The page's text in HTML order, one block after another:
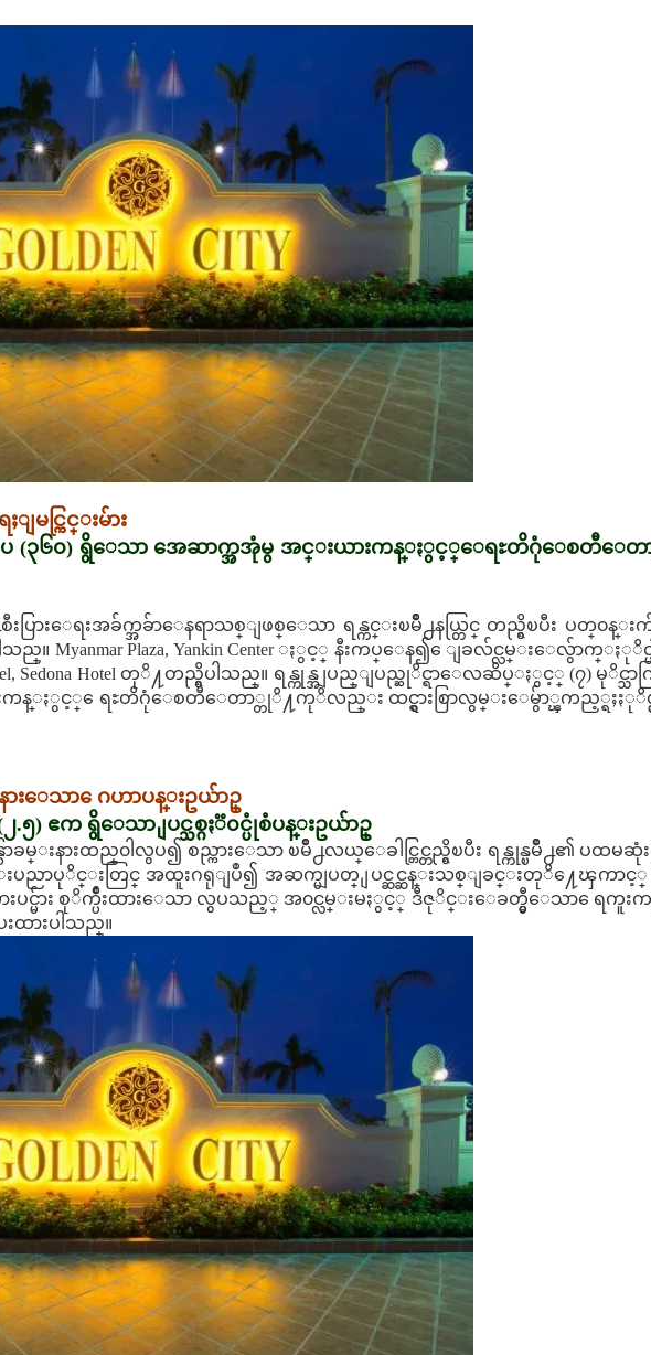
မင္ကြင္းမ်ား
းေပ (၃၆၀) ရွိေသာ အေဆာက္အအုံမွ အင္းယားကန္ႏွင့္ေရႊတိဂုံေစ
စီးပြားေရးအခ်က္အခ်ာေနရာသစ္ျဖစ္ေသာ ရန္ကင္းၿမိဳ႕နယ္တြင္ တည္ရွိၿပီး ပတ္၀န္း
။ Myanmar Plaza, Yankin Center ႏွင့္ နီးကပ္ေန၍ ေျခလ်င္လမ္းေလွ်ာက္ႏုိင္ပါသ
Hotel, Sedona Hotel တုိ႔တည္ရွိပါသည္။ ရန္ကုန္အျပည္ျပည္ဆုိင္ရာေလဆိပ္ႏွင့္ (၇) မုိင္သ
းကန္ႏွင့္ ေရႊတိဂုံေစတီေတာ္တုိ႔ကုိလည္း ထင္ရွားစြာလွမ္းေမွ်ာ္ၾကည့္ရႈႏုိ
ားေသာ ေဂဟာပန္းဥယ်ာဥ္
.၅) ဧက ရွိေသာ ျပင္သစ္ဂႏၱ၀င္ပုံစံပန္းဥယ်ာဥ္
ခမ္းနားထည္၀ါလွပ၍ စည္ကားေသာ ၿမိဳ႕လယ္ေခါင္တြင္တည္ရွိၿပီး ရန္ကုန္ၿမိဳ႕၏ ပထမဆုံ
ည္းပညာပုိင္းတြင္ အထူးဂရုျပဳ၍ အဆက္မျပတ္ ျပင္ဆင္ဆန္းသစ္ျခင္းတုိ႔ေၾ
းပင္မ်ား စုိက္ပ်ိဳးထားေသာ လွပသည့္ အ၀င္လမ္းမႏွင့္ ဒီဇုိင္းေခတ္မွီေသာ ေရကူးကန္
းထားပါသည္။